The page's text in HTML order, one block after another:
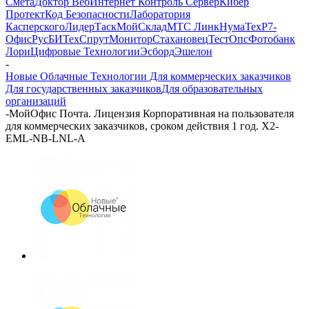
ПротектКод БезопасностиЛаборатория
КасперскогоЛидерТаскМойСкладМТС ЛинкНумаТехР7-
ОфисРусБИТехСпрутМониторСтахановецТестОпсФотобанк
ЛориЦифровые ТехнологииЭсбордЭшелон
-
Новые Облачные Технологии Для коммерческих заказчиков
Для государственных заказчиковДля образовательных
организаций
-МойОфис Почта. Лицензия Корпоративная на пользователя
для коммерческих заказчиков, сроком действия 1 год. X2-
EML-NB-LNL-А